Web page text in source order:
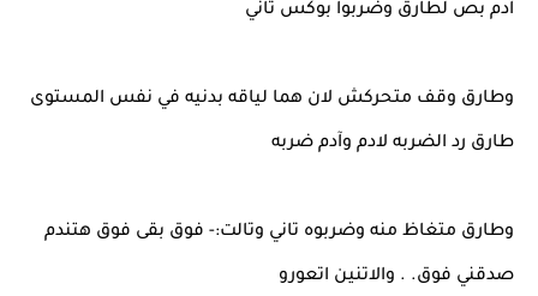
آدم بص لطارق وضربوا بوكس تاني
وطارق وقف متحركش لان هما لياقه بدنيه في نفس المستوى
طارق رد الضربه لادم وآدم ضربه
وطارق متغاظ منه وضربوه تاني وتالت:- فوق بقى فوق هتندم
صدقني فوق. . والاتنين اتعورو